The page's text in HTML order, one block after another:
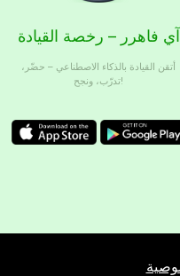
آي فاهرر – رخصة القيادة
أتقن القيادة بالذكاء الاصطناعي – حضّر،
تدرّب، ونجح!